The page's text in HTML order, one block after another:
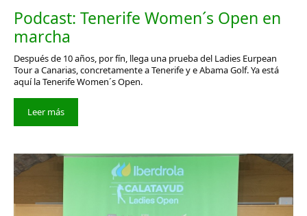
Podcast: Tenerife Women´s Open en
marcha
Después de 10 años, por fín, llega una prueba del Ladies Eurpean
Tour a Canarias, concretamente a Tenerife y e Abama Golf. Ya está
aquí la Tenerife Women´s Open.
Leer más